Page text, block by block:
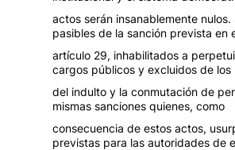
actos serán insanablemente nulos.
pasibles de la sanción prevista en
artículo 29, inhabilitados a
cargos públicos y excluidos de los
del indulto y la conmutación de
mismas sanciones quienes, como
consecuencia de estos actos,
previstas para las autoridades de